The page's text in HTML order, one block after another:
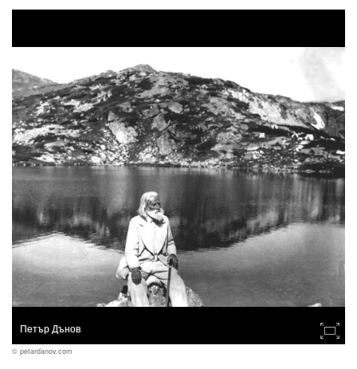
Петър Дънов
© petardanov.com